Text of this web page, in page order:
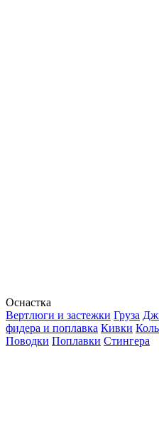
Оснастка
Вертлюги и застежки Груза
фидера и поплавка Кивки
Поводки Поплавки Стингера